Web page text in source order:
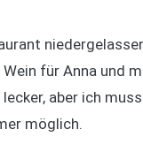
für Anna und
aber ich
möglich.